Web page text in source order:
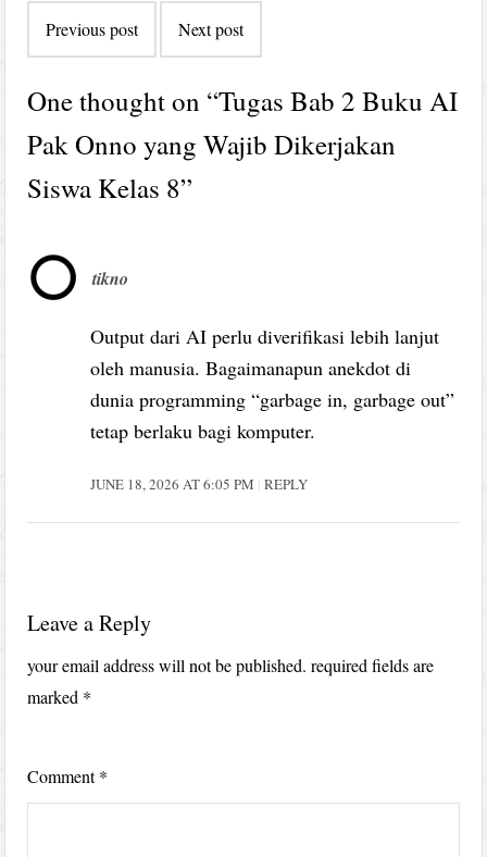
navigation
Previous post Next post
One thought on “Tugas Bab 2 Buku AI
Pak Onno yang Wajib Dikerjakan
Siswa Kelas 8”
tikno
Output dari AI perlu diverifikasi lebih lanjut
oleh manusia. Bagaimanapun anekdot di
dunia programming “garbage in, garbage out”
tetap berlaku bagi komputer.
JUNE 18, 2026 AT 6:05 PM REPLY
Leave a Reply
your email address will not be published. required fields are
marked *
Comment*